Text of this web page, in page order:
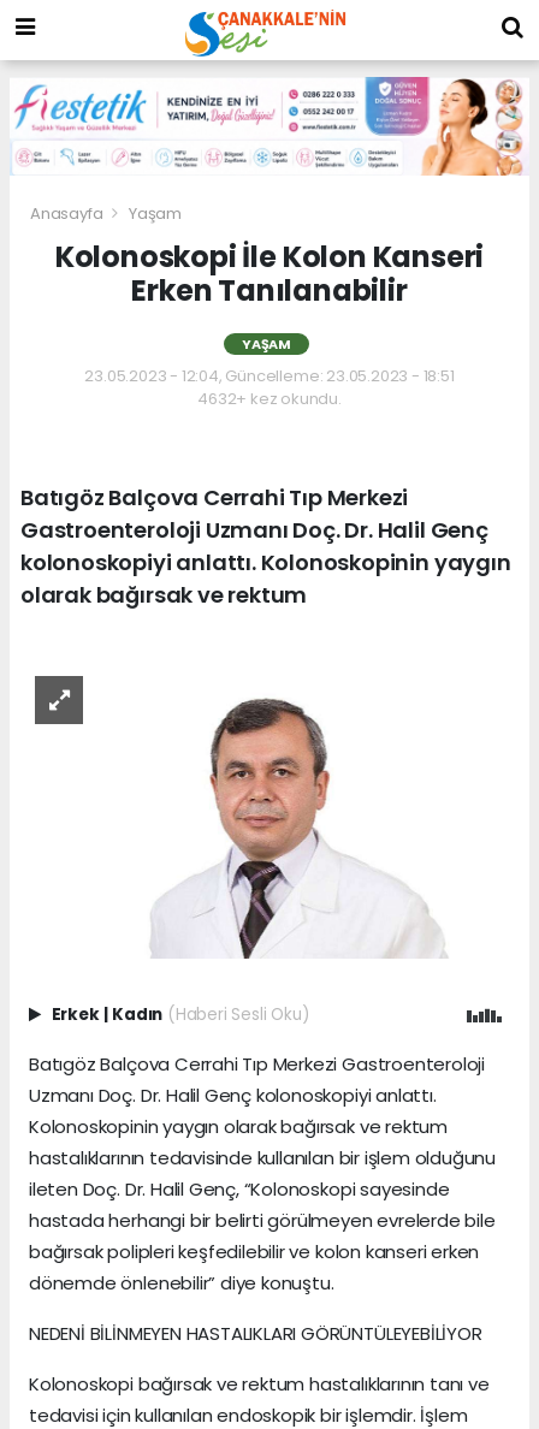
Anasayfa Yaşam
Kolonoskopi İle Kolon Kanseri
Erken Tanılanabilir
YAŞAM
23.05.2023 - 12:04, Güncelleme: 23.05.2023 - 18:51
4632+ kez okundu.
Batıgöz Balçova Cerrahi Tıp Merkezi
Gastroenteroloji Uzmanı Doç. Dr. Halil Genç
kolonoskopiyi anlattı. Kolonoskopinin yaygın
olarak bağırsak ve rektum
Erkek | Kadın (Haberi Sesli Oku)
Batıgöz Balçova Cerrahi Tıp Merkezi Gastroenteroloji
Uzmanı Doç. Dr. Halil Genç kolonoskopiyi anlattı.
Kolonoskopinin yaygın olarak bağırsak ve rektum
hastalıklarının tedavisinde kullanılan bir işlem olduğunu
ileten Doç. Dr. Halil Genç, “Kolonoskopi sayesinde
hastada herhangi bir belirti görülmeyen evrelerde bile
bağırsak polipleri keşfedilebilir ve kolon kanseri erken
dönemde önlenebilir” diye konuştu.
NEDENİ BİLİNMEYEN HASTALIKLARI GÖRÜNTÜLEYEBİLİYOR
Kolonoskopi bağırsak ve rektum hastalıklarının tanı ve
tedavisi için kullanılan endoskopik bir işlemdir. İşlem